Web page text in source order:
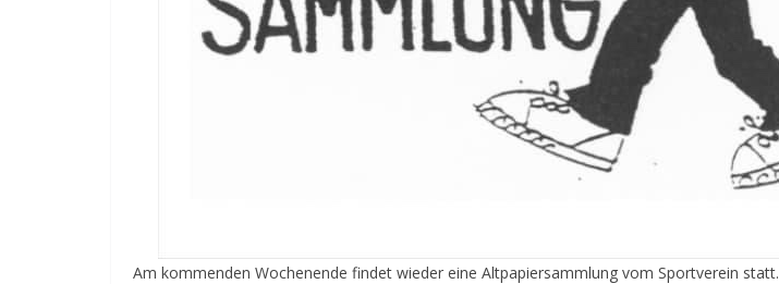
Am kommenden Wochenende findet wieder eine Altpapiersammlung vom Sportverein statt.